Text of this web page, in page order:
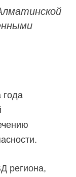
года
региона,